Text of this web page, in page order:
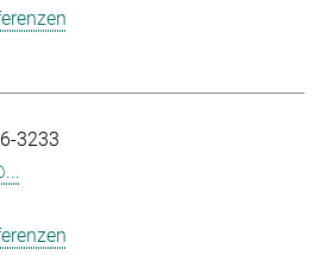
3233